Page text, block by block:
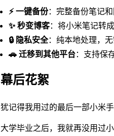
⚡️ 一键备份：完整备份笔记
✨ 秒变博客：将小米笔记转
🔒 隐私安全：纯本地处理，
🚗 迁移到其他平台：支持保
幕后花絮
犹记得我用过的最后一部小米
大学毕业之后，我就再没用过小